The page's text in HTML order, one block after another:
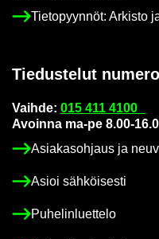
Tie­to­pyyn­nöt: Ar­kis­to
Tie­dus­te­lut
Vaih­de: 015 411 4100
Avoin­na ma-pe 8.00-
Asia­kas­oh­jaus ja
Asioi säh­köi­ses­ti
Pu­he­lin­luet­te­lo